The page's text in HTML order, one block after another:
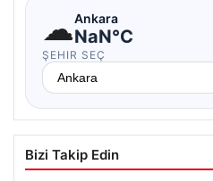
☁Ankara
NaN°C
ŞEHIR SEÇ
Bizi Takip Edin